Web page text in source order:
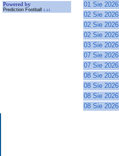
Powered by
Prediction Football 1.11
01 Sie 2026
02 Sie 2026
02 Sie 2026
02 Sie 2026
03 Sie 2026
07 Sie 2026
07 Sie 2026
08 Sie 2026
08 Sie 2026
08 Sie 2026
08 Sie 2026